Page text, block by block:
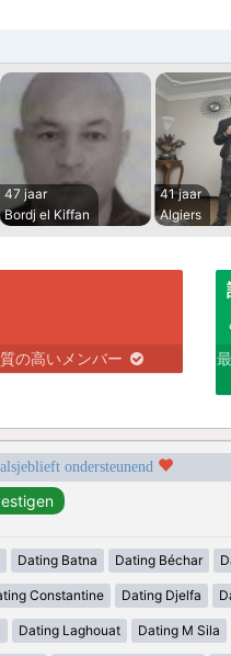
47 jaar
Bordj el Kiffan
41 jaar
Algiers
の高いメンバー
ondersteunend
Dating Batna Dating Béchar
Constantine Dating Djelfa
Dating Laghouat Dating M Sila